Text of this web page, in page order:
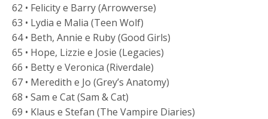
62 • Felicity e Barry (Arrowverse)
63 • Lydia e Malia (Teen Wolf)
64 • Beth, Annie e Ruby (Good Girls)
65 • Hope, Lizzie e Josie (Legacies)
66 • Betty e Veronica (Riverdale)
67 • Meredith e Jo (Grey’s Anatomy)
68 • Sam e Cat (Sam & Cat)
69 • Klaus e Stefan (The Vampire Diaries)